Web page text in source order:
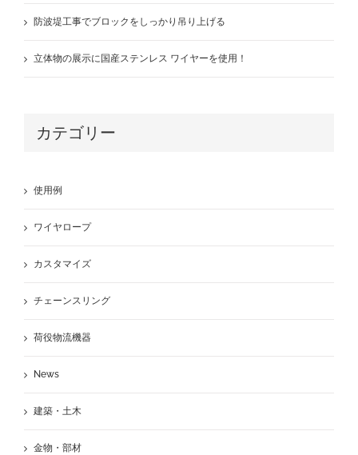
防波堤工事でブロックをしっかり吊り上げる
立体物の展示に国産ステンレス ワイヤーを使用！
カテゴリー
使用例
ワイヤロープ
カスタマイズ
チェーンスリング
荷役物流機器
News
建築・土木
金物・部材